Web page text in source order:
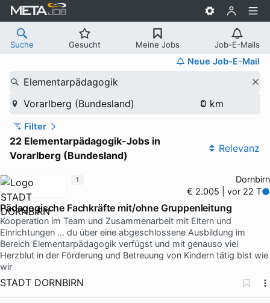
Suche Gesucht Meine Jobs Job-E-Mails
Neue Job-E-Mail
Elementarpädagogik
Vorarlberg (Bundesland)
Filter
22 Elementarpädagogik-Jobs in
Vorarlberg (Bundesland)
Relevanz
Dornbirn
€ 2.005 | vor 22 T
Pädagogische Fachkräfte mit/ohne Gruppenleitung
Kooperation im Team und Zusammenarbeit mit Eltern und
Einrichtungen … du über eine abgeschlossene Ausbildung im
Bereich Elementarpädagogik verfügst und mit genauso viel
Herzblut in der Förderung und Betreuung von Kindern tätig bist wie
wir
STADT DORNBIRN
1